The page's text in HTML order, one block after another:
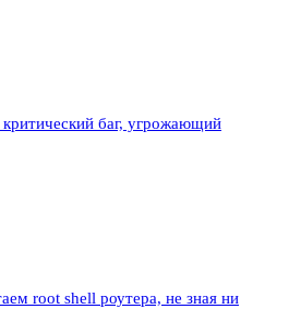
баг, угрожающий
root shell роутера, не зная ни